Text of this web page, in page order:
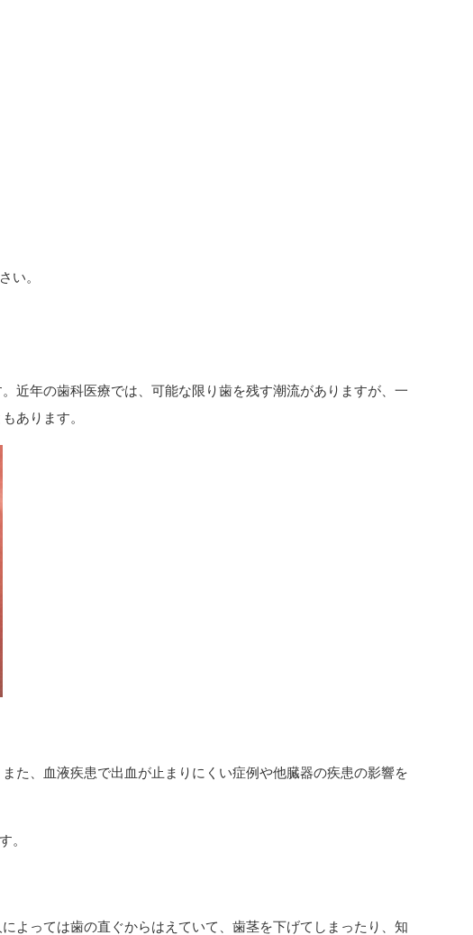
い。
近年の歯科医療では、可能な限り歯を残す潮流がありますが、一
あります。
た、血液疾患で出血が止まりにくい症例や他臓器の疾患の影響を
。
よっては歯の直ぐからはえていて、歯茎を下げてしまったり、知